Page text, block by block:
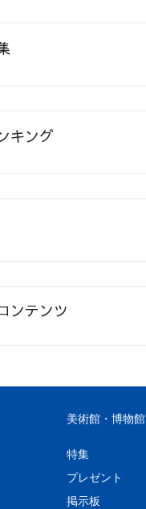
キング
ンテンツ
美術館・博物館
特集
プレゼント
掲示板